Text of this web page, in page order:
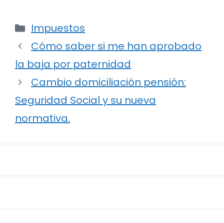
Categorías
Impuestos
Navegación
de
entradas
Cómo saber si me han aprobado
la baja por paternidad
Cambio domiciliación pensión:
Seguridad Social y su nueva
normativa.